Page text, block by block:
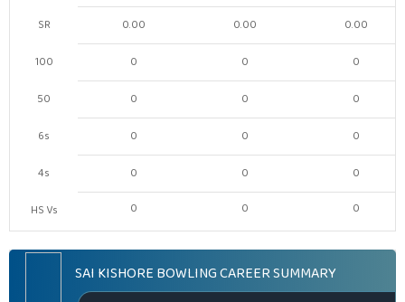
SR
100
50
6s
4s
HS Vs
0.00 0.00 0.00
0 0 0
0 0 0
0 0 0
0 0
0
0
0 0
SAI KISHORE BOWLING CAREER SUMMARY